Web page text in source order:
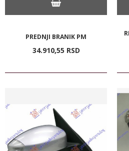
PREDNJI BRANIK PM
34.910,55 RSD